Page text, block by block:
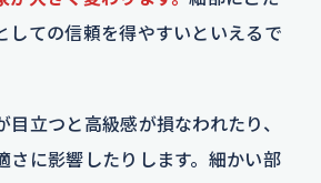
しての信頼を得やすいといえるで
立つと高級感が損なわれたり、
さに影響したりします。細かい部